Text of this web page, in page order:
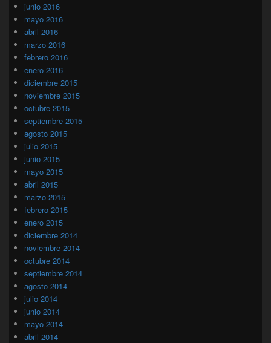
junio 2016
mayo 2016
abril 2016
marzo 2016
febrero 2016
enero 2016
diciembre 2015
noviembre 2015
octubre 2015
septiembre 2015
agosto 2015
julio 2015
junio 2015
mayo 2015
abril 2015
marzo 2015
febrero 2015
enero 2015
diciembre 2014
noviembre 2014
octubre 2014
septiembre 2014
agosto 2014
julio 2014
junio 2014
mayo 2014
abril 2014